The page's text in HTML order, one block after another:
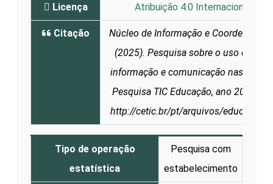
Licença Atribuição 4.0 Internacional (CC
Citação
Núcleo de Informação e Coordenação
(2025). Pesquisa sobre o uso das
informação e comunicação nas
Pesquisa TIC Educação, ano 2024.
http://cetic.br/pt/arquivos/educacao/
Tipo de operação
estatística
Pesquisa com
estabelecimento